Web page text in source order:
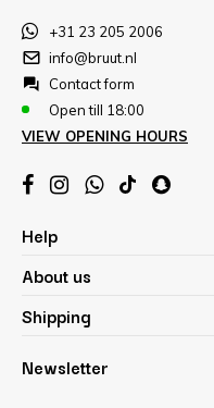
+31 23 205 2006
info@bruut.nl
Contact form
Open till 18:00
VIEW OPENING HOURS
Help
About us
Shipping
Newsletter